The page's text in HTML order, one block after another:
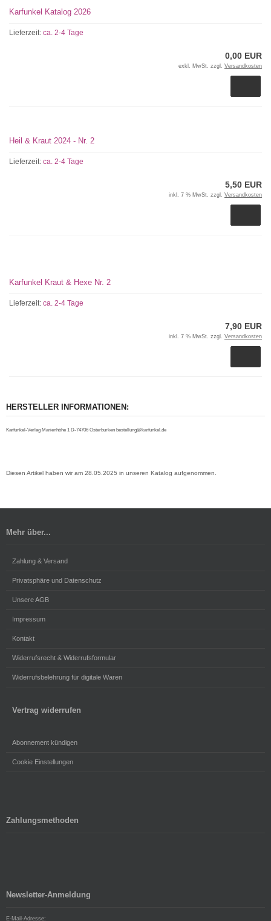
Karfunkel Katalog 2026
Lieferzeit: ca. 2-4 Tage
0,00 EUR
exkl. MwSt. zzgl. Versandkosten
Heil & Kraut 2024 - Nr. 2
Lieferzeit: ca. 2-4 Tage
5,50 EUR
inkl. 7 % MwSt. zzgl. Versandkosten
Karfunkel Kraut & Hexe Nr. 2
Lieferzeit: ca. 2-4 Tage
7,90 EUR
inkl. 7 % MwSt. zzgl. Versandkosten
HERSTELLER INFORMATIONEN:
Karfunkel-Verlag Marienhöhe 1 D-74706 Osterburken bestellung@karfunkel.de
Diesen Artikel haben wir am 28.05.2025 in unseren Katalog aufgenommen.
Mehr über...
Zahlung & Versand
Privatsphäre und Datenschutz
Unsere AGB
Impressum
Kontakt
Widerrufsrecht & Widerrufsformular
Widerrufsbelehrung für digitale Waren
Vertrag widerrufen
Abonnement kündigen
Cookie Einstellungen
Zahlungsmethoden
Newsletter-Anmeldung
E-Mail-Adresse: